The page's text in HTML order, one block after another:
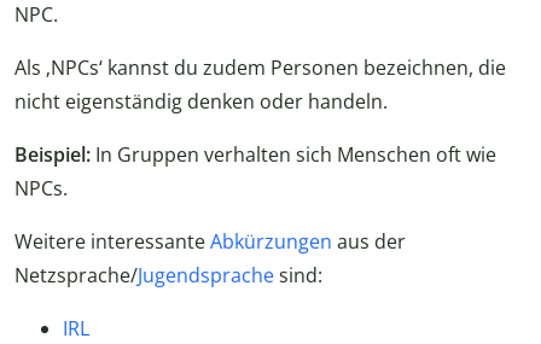
NPC.
Als ‚NPCs‘ kannst du zudem Personen bezeichnen, die
nicht eigenständig denken oder handeln.
Beispiel: In Gruppen verhalten sich Menschen oft wie
NPCs.
Weitere interessanteAbkürzungen aus der
Netzsprache/Jugendsprachesind:
IRL